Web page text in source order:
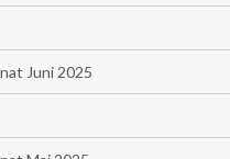
Juni 2025